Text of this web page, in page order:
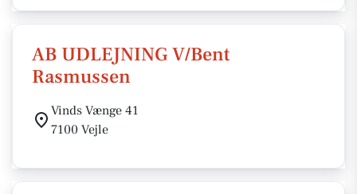
AB UDLEJNING V/Bent
Rasmussen
Vinds Vænge 41
7100 Vejle